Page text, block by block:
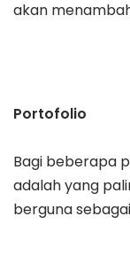
akan
Portofolio
Bagi beberapa
adalah yang
berguna